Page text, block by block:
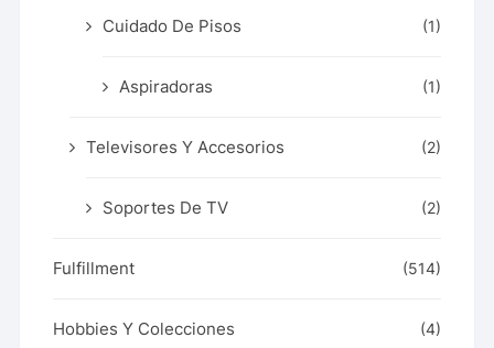
Cuidado De Pisos (1)
Aspiradoras (1)
Televisores Y Accesorios (2)
Soportes De TV (2)
Fulfillment (514)
Hobbies Y Colecciones (4)